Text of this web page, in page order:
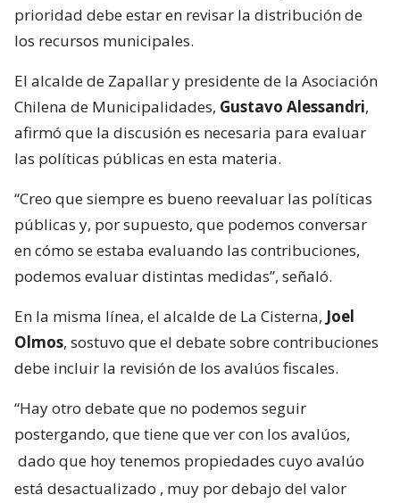
prioridad debe estar en revisar la distribución de
los recursos municipales.
El alcalde de Zapallar y presidente de la Asociación
Chilena de Municipalidades, Gustavo Alessandri,
afirmó que la discusión es necesaria para evaluar
las políticas públicas en esta materia.
“Creo que siempre es bueno reevaluar las políticas
públicas y, por supuesto, que podemos conversar
en cómo se estaba evaluando las contribuciones,
podemos evaluar distintas medidas”, señaló.
En la misma línea, el alcalde de La Cisterna, Joel
Olmos, sostuvo que el debate sobre contribuciones
debe incluir la revisión de los avalúos fiscales.
“Hay otro debate que no podemos seguir
postergando, que tiene que ver con los avalúos,
dado que hoy tenemos propiedades cuyo avalúo
está desactualizado , muy por debajo del valor